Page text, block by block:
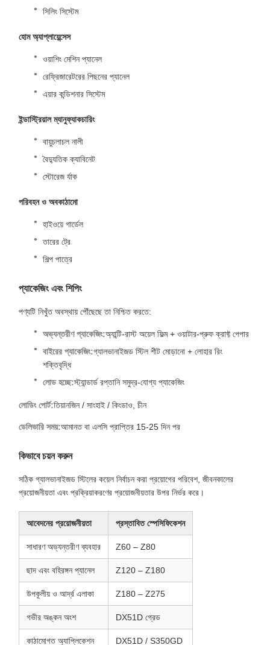
সিলিং সিস্টেম
হোম অ্যাপ্লায়েন্সেস
ওয়াশিং মেশিন প্যানেল
রেফ্রিজারেটরের পিছনের প্যানেল
এয়ার কন্ডিশনার সিস্টেম
ইন্ডাস্ট্রিয়াল ম্যানুফ্যাকচারিং
বায়ুচলাচল নালী
বৈদ্যুতিক ক্যাবিনেট
স্টোরেজ র্যাক
পরিবহন ও অবকাঠামো
হাইওয়ে গার্ডেল
তারের ট্রে
শিল্প পাত্রে
প্যাকেজিং এবং শিপিং
পণ্যটি নিখুঁত অবস্থায় পৌঁছেছে তা নিশ্চিত করতে:
অভ্যন্তরীণ প্যাকেজিং:অ্যান্টি-রাস্ট অয়েল ফিল্ম + ওয়াটার-প্রুফ ক্রাফ্ট পেপার
বাইরের প্যাকেজিং:গ্যালভানাইজড স্টিল শীট মোড়ানো + লোহার রিং
শক্তিবৃদ্ধি
লোড হচ্ছে:স্ট্যান্ডার্ড রপ্তানি সমুদ্র-যোগ্য প্যাকেজিং
লোডিং পোর্ট:তিয়ানজিন / সাংহাই / কিংডাও, চীন
ডেলিভারি সময়:আমানত বা এলসি প্রাপ্তির 15-25 দিন পর
কিভাবে চয়ন করুন
সঠিক গ্যালভানাইজড স্টিলের কয়েল নির্বাচন করা প্রয়োগের পরিবেশ, জীবনকালের
প্রয়োজনীয়তা এবং প্রক্রিয়াকরণের প্রয়োজনীয়তার উপর নির্ভর করে।
আবেদনের প্রয়োজনীয়তা প্রস্তাবিত স্পেসিফিকেশন
সাধারণ অভ্যন্তরীণ ব্যবহার Z60 – Z80
ছাদ এবং বহিরঙ্গন প্যানেল Z120 – Z180
উপকূলীয় ও আর্দ্র এলাকা Z180 – Z275
গভীর অঙ্কন অংশ DX51D গ্রেড
কাঠামোগত অ্যাপ্লিকেশন DX51D / S350GD